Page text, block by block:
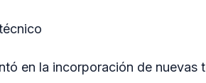
en la incorporación de nuevas